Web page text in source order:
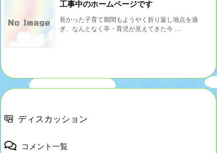
工事中のホームページです
長かった子育て期間もようやく折り返し地点を過
ぎ、なんとなく卒・育児が見えてきた今 ...
ディスカッション
コメント一覧